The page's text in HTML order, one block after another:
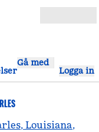
Gå med
Logga in
Louisiana,